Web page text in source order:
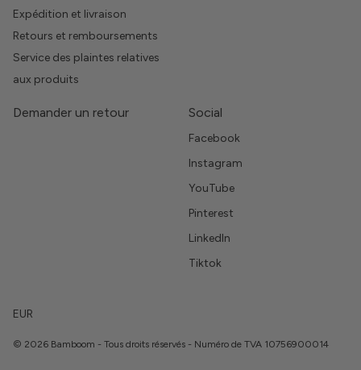
Expédition et livraison
Retours et remboursements
Service des plaintes relatives
aux produits
Demander un retour Social
Facebook
Instagram
YouTube
Pinterest
LinkedIn
Tiktok
EUR
© 2026 Bamboom - Tous droits réservés - Numéro de TVA 10756900014